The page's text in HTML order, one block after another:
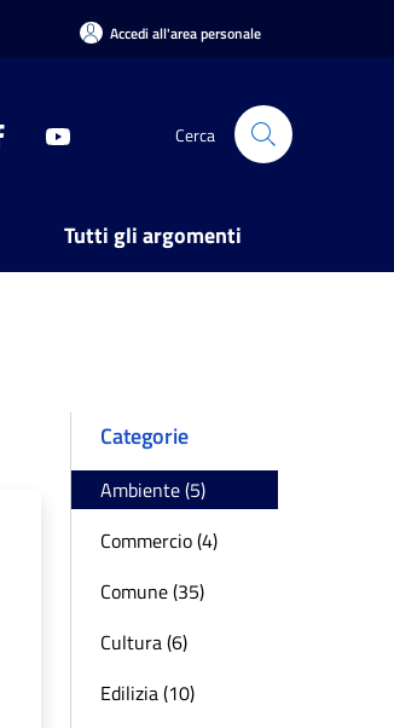
Accedi all'area personale
Cerca
Tutti gli argomenti
Categorie
Ambiente (5)
Commercio (4)
Comune (35)
Cultura (6)
Edilizia (10)